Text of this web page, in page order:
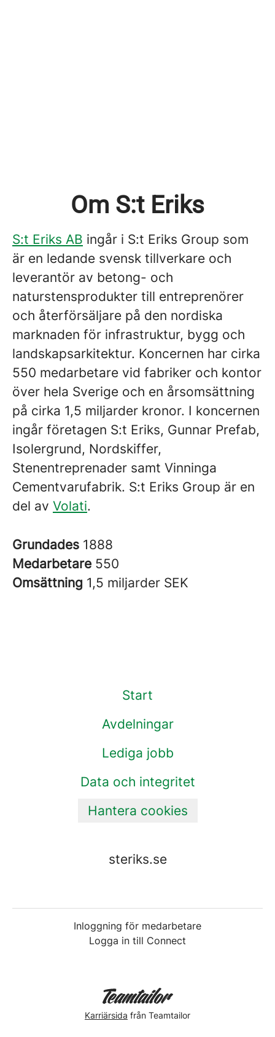
Om S:t Eriks
S:t Eriks AB ingår i S:t Eriks Group som
är en ledande svensk tillverkare och
leverantör av betong- och
naturstensprodukter till entreprenörer
och återförsäljare på den nordiska
marknaden för infrastruktur, bygg och
landskapsarkitektur. Koncernen har cirka
550 medarbetare vid fabriker och kontor
över hela Sverige och en årsomsättning
på cirka 1,5 miljarder kronor. I koncernen
ingår företagen S:t Eriks, Gunnar Prefab,
Isolergrund, Nordskiffer,
Stenentreprenader samt Vinninga
Cementvarufabrik. S:t Eriks Group är en
del av Volati.
Grundades 1888
Medarbetare 550
Omsättning 1,5 miljarder SEK
Start
Avdelningar
Lediga jobb
Data och integritet
Hantera cookies
steriks.se
Inloggning för medarbetare
Logga in till Connect
Karriärsida från Teamtailor